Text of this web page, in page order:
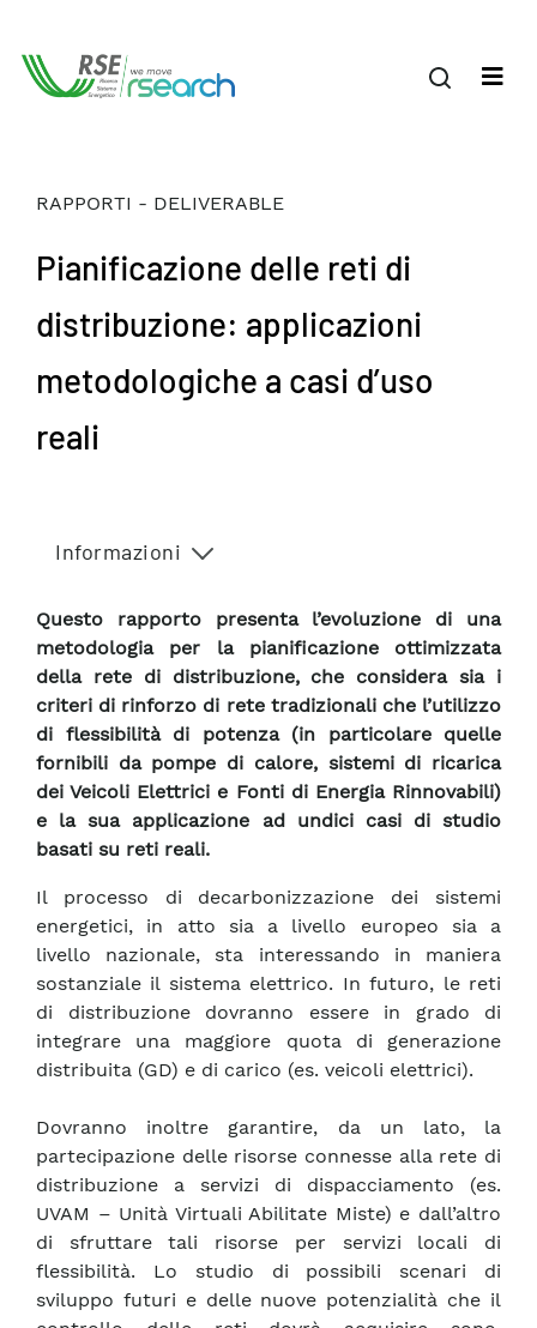
RAPPORTI - DELIVERABLE
Pianificazione delle reti di
distribuzione: applicazioni
metodologiche a casi d’uso
reali
Informazioni
Questo rapporto presenta l’evoluzione di una
metodologia per la pianificazione ottimizzata
della rete di distribuzione, che considera sia i
criteri di rinforzo di rete tradizionali che l’utilizzo
di flessibilità di potenza (in particolare quelle
fornibili da pompe di calore, sistemi di ricarica
dei Veicoli Elettrici e Fonti di Energia Rinnovabili)
e la sua applicazione ad undici casi di studio
basati su reti reali.
Il processo di decarbonizzazione dei sistemi
energetici, in atto sia a livello europeo sia a
livello nazionale, sta interessando in maniera
sostanziale il sistema elettrico. In futuro, le reti
di distribuzione dovranno essere in grado di
integrare una maggiore quota di generazione
distribuita (GD) e di carico (es. veicoli elettrici).
Dovranno inoltre garantire, da un lato, la
partecipazione delle risorse connesse alla rete di
distribuzione a servizi di dispacciamento (es.
UVAM – Unità Virtuali Abilitate Miste) e dall’altro
di sfruttare tali risorse per servizi locali di
flessibilità. Lo studio di possibili scenari di
sviluppo futuri e delle nuove potenzialità che il